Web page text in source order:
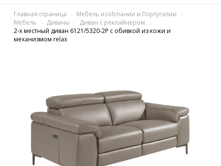
Главная страница
Мебель из Испании и Португалии
Мебель
Диваны
Диван с реклайнером
2-х местный диван 6121/5320-2P с обивкой из кожи и
механизмом relax